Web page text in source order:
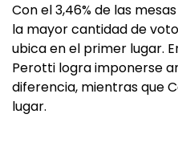
Con el 3,46% de las
la mayor cantidad de
ubica en el primer lugar.
Perotti logra imponerse
diferencia, mientras que
lugar.